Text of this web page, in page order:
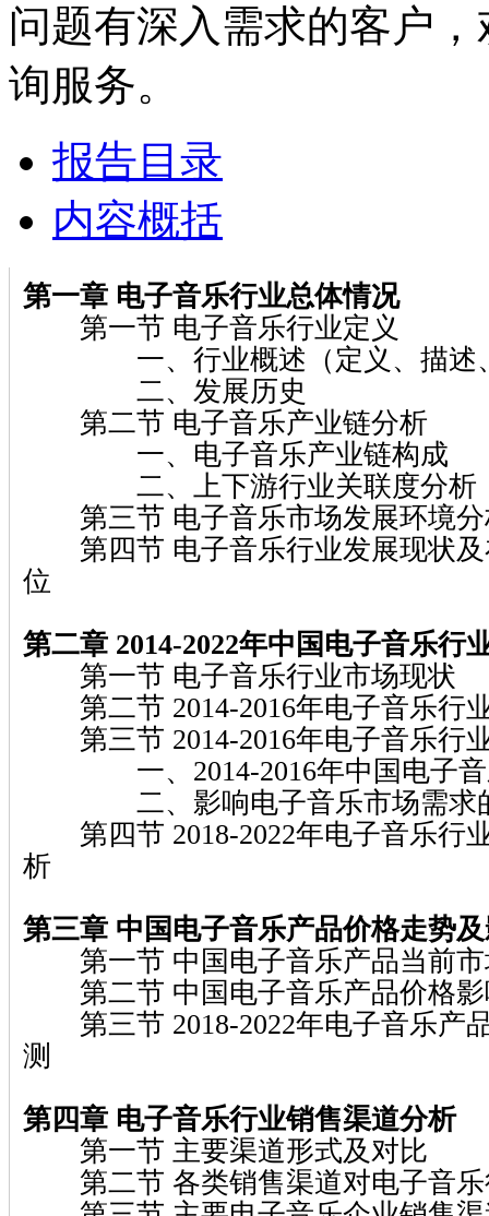
问题有深入需求的客户
询服务。
报告目录
内容概括
第一章 电子音乐行业总体情况
第一节 电子音乐行业定义
一、行业概述（定义、描述
二、发展历史
第二节 电子音乐产业链分析
一、电子音乐产业链构成
二、上下游行业关联度分析
第三节 电子音乐市场发展环境分
第四节 电子音乐行业发展现状及
位
第二章 2014-2022年中国电子音乐行
第一节 电子音乐行业市场现状
第二节 2014-2016年电子音乐行
第三节 2014-2016年电子音乐行
一、2014-2016年中国电子音
二、影响电子音乐市场需求
第四节 2018-2022年电子音乐行
析
第三章 中国电子音乐产品价格走势
第一节 中国电子音乐产品当前市
第二节 中国电子音乐产品价格影
第三节 2018-2022年电子音乐产
测
第四章 电子音乐行业销售渠道分析
第一节 主要渠道形式及对比
第二节 各类销售渠道对电子音乐